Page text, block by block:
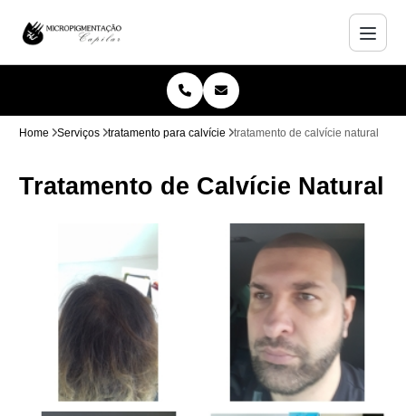
Home Serviços tratamento para calvície tratamento de calvície natural
Tratamento de Calvície Natural